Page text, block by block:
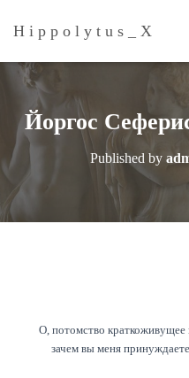
H i p p o l y t u s _ Х
Йоргос
Published by
О, потомство краткоживущее
зачем вы меня